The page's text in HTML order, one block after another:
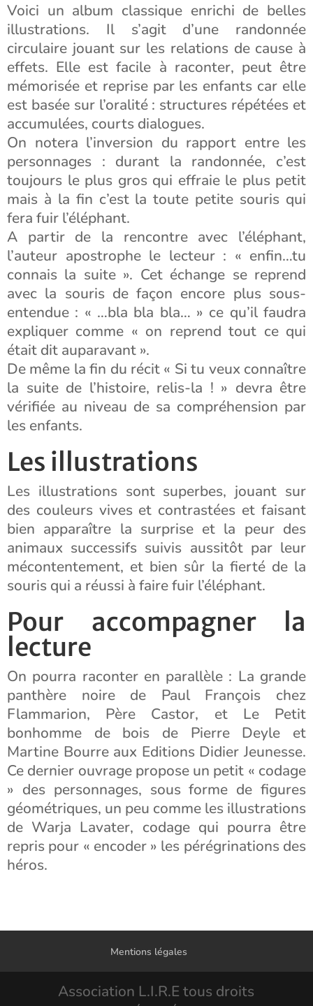
Voici un album classique enrichi de belles
illustrations. Il s’agit d’une randonnée
circulaire jouant sur les relations de cause à
effets. Elle est facile à raconter, peut être
mémorisée et reprise par les enfants car elle
est basée sur l’oralité : structures répétées et
accumulées, courts dialogues.
On notera l’inversion du rapport entre les
personnages : durant la randonnée, c’est
toujours le plus gros qui effraie le plus petit
mais à la fin c’est la toute petite souris qui
fera fuir l’éléphant.
A partir de la rencontre avec l’éléphant,
l’auteur apostrophe le lecteur : « enfin…tu
connais la suite ». Cet échange se reprend
avec la souris de façon encore plus sous-
entendue : « …bla bla bla… » ce qu’il faudra
expliquer comme « on reprend tout ce qui
était dit auparavant ».
De même la fin du récit « Si tu veux connaître
la suite de l’histoire, relis-la ! » devra être
vérifiée au niveau de sa compréhension par
les enfants.
Les illustrations
Les illustrations sont superbes, jouant sur
des couleurs vives et contrastées et faisant
bien apparaître la surprise et la peur des
animaux successifs suivis aussitôt par leur
mécontentement, et bien sûr la fierté de la
souris qui a réussi à faire fuir l’éléphant.
Pour accompagner la
lecture
On pourra raconter en parallèle : La grande
panthère noire de Paul François chez
Flammarion, Père Castor, et Le Petit
bonhomme de bois de Pierre Deyle et
Martine Bourre aux Editions Didier Jeunesse.
Ce dernier ouvrage propose un petit « codage
» des personnages, sous forme de figures
géométriques, un peu comme les illustrations
de Warja Lavater, codage qui pourra être
repris pour « encoder » les pérégrinations des
héros.
Mentions légales
Association L.I.R.E tous droits